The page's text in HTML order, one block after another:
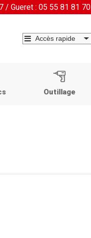
/ Gueret : 05 55 81 81 70
Outillage